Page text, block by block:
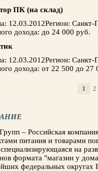
ПК (на склад)
12.03.2012Регион:
дохода: до 24 000 руб.
12.03.2012Регион:
дохода: от 22 500 до 27
1 2
– Российская
питания и товарами
на
формата "магазин у
федеральных округах